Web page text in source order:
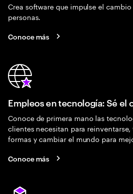
Crea software que impulse el
personas.
Conoce más
Empleos en tecnología: Sé el
Conoce de primera mano las
clientes necesitan para
formas y cambiar el mundo para
Conoce más